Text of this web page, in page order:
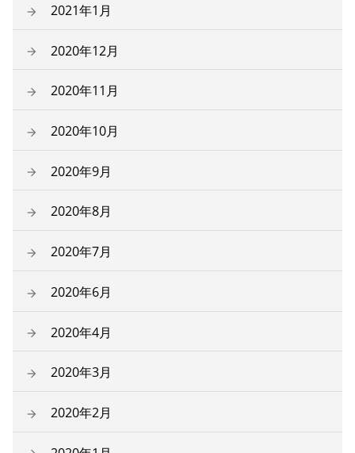
2021年1月
2020年12月
2020年11月
2020年10月
2020年9月
2020年8月
2020年7月
2020年6月
2020年4月
2020年3月
2020年2月